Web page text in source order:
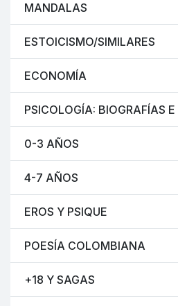
MANDALAS
ESTOICISMO/SIMILARES
ECONOMÍA
PSICOLOGÍA: BIOGRAFÍAS
0-3 AÑOS
4-7 AÑOS
EROS Y PSIQUE
POESÍA COLOMBIANA
+18 Y SAGAS